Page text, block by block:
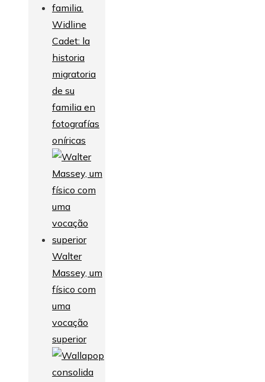
Widline
Cadet: la
historia
migratoria
de su
familia en
fotografías
oníricas
Walter
Massey, um
físico com
uma
vocação
superior